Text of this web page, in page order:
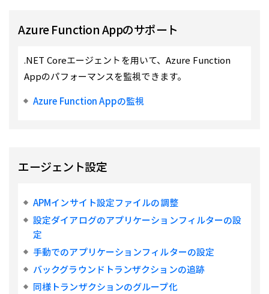
Azure Function Appのサポート
.NET Coreエージェントを用いて、Azure Function
Appのパフォーマンスを監視できます。
Azure Function Appの監視
エージェント設定
APMインサイト設定ファイルの調整
設定ダイアログのアプリケーションフィルターの設
定
手動でのアプリケーションフィルターの設定
バックグラウンドトランザクションの追跡
同様トランザクションのグループ化